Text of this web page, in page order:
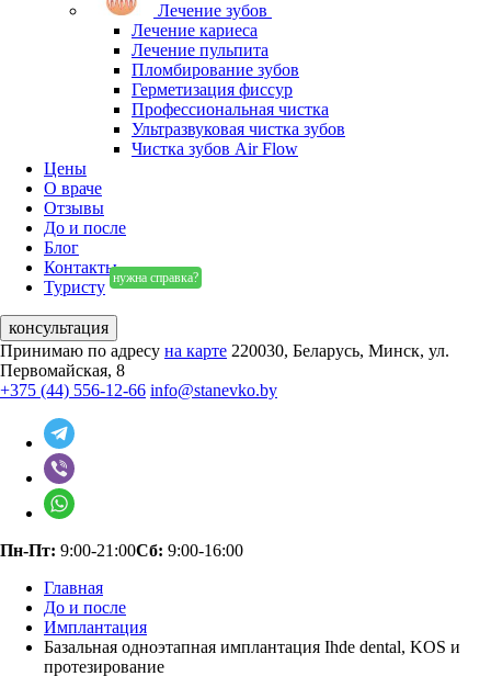
Лечение зубов
Лечение кариеса
Лечение пульпита
Пломбирование зубов
Герметизация фиссур
Профессиональная чистка
Ультразвуковая чистка зубов
Чистка зубов Air Flow
Цены
О враче
Отзывы
До и после
Блог
Контакты
Туристу нужна справка?
консультация
Принимаю по адресу на карте 220030, Беларусь, Минск, ул.
Первомайская, 8
+375 (44) 556-12-66 info@stanevko.by
Пн-Пт: 9:00-21:00Сб: 9:00-16:00
Главная
До и после
Имплантация
Базальная одноэтапная имплантация Ihde dental, KOS и
протезирование